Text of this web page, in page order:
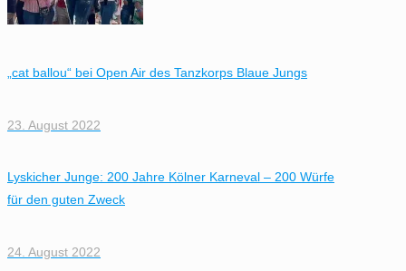
„cat ballou“ bei Open Air des Tanzkorps Blaue Jungs
23. August 2022
Lyskicher Junge: 200 Jahre Kölner Karneval – 200 Würfe
für den guten Zweck
24. August 2022